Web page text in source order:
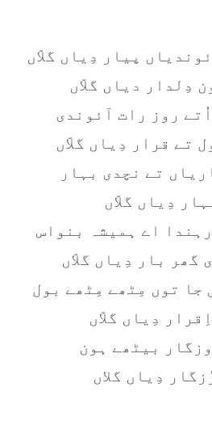
پیار دِیاں گلاّں
دِلدار دیاں گلاّں
روز رات آئوندی
تے قرار دِیاں گلاّں
تے نچدی بہار
دِیاں گلاّں
اے ہمیشہ بنواس
گھر بار دِیاں گلاّں
جا توں مِٹھے مِٹھے بول
دِیاں گلاّں
بیٹھے ہون
دِیاں گلاں